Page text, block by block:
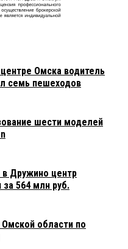
Омска водитель
семь пешеходов
шести моделей
в Дружино центр
за 564 млн руб.
области по